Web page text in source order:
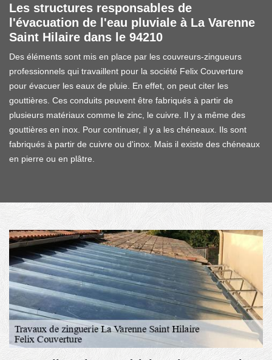
Les structures responsables de
l'évacuation de l'eau pluviale à La Varenne
Saint Hilaire dans le 94210
Des éléments sont mis en place par les couvreurs-zingueurs
professionnels qui travaillent pour la société Felix Couverture
pour évacuer les eaux de pluie. En effet, on peut citer les
gouttières. Ces conduits peuvent être fabriqués à partir de
plusieurs matériaux comme le zinc, le cuivre. Il y a même des
gouttières en inox. Pour continuer, il y a les chéneaux. Ils sont
fabriqués à partir de cuivre ou d'inox. Mais il existe des chéneaux
en pierre ou en plâtre.